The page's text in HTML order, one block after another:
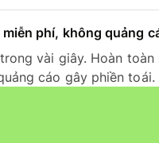
phí, không quảng
vài giây. Hoàn toàn
cáo gây phiền toái.